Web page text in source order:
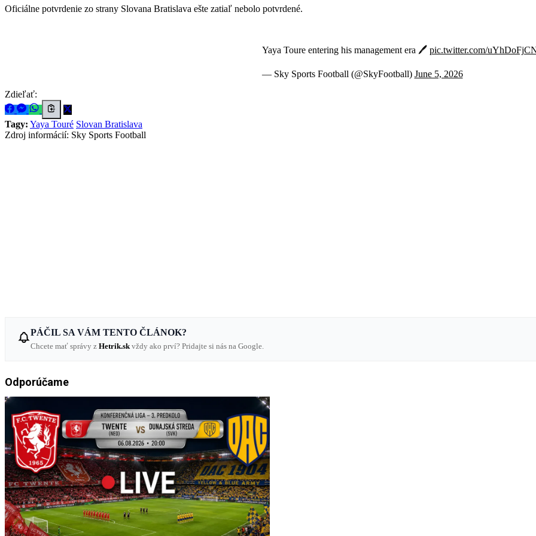
Oficiálne potvrdenie zo strany Slovana Bratislava ešte zatiaľ nebolo potvrdené.
Yaya Toure entering his management era 🖊️ pic.twitter.com/
— Sky Sports Football (@SkyFootball) June 5, 2026
Zdieľať:
Tagy: Yaya Touré Slovan Bratislava
Zdroj informácií: Sky Sports Football
PÁČIL SA VÁM TENTO ČLÁNOK?
Chcete mať správy z Hetrik.sk vždy ako prví? Pridajte si nás na Google.
Odporúčame